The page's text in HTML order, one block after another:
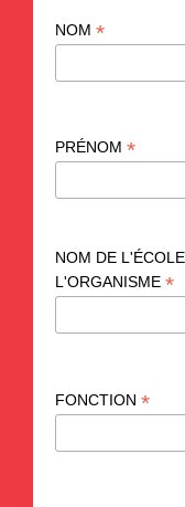
NOM *
PRÉNOM *
NOM DE
L'ORGANISME *
FONCTION *